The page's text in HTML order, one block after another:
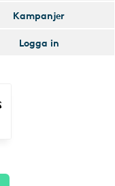
Kampanjer
Logga in